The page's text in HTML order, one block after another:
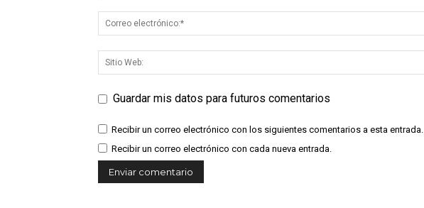
Guardar mis datos para futuros comentarios
Recibir un correo electrónico con los siguientes comentarios a esta entrada.
Recibir un correo electrónico con cada nueva entrada.